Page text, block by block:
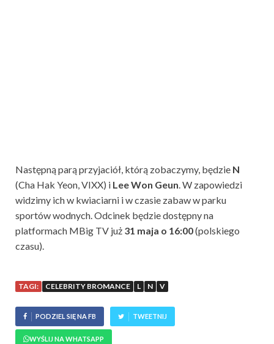
Następną parą przyjaciół, którą zobaczymy, będzie N
(Cha Hak Yeon, VIXX) i Lee Won Geun. W zapowiedzi
widzimy ich w kwiaciarni i w czasie zabaw w parku
sportów wodnych. Odcinek będzie dostępny na
platformach MBig TV już 31 maja o 16:00(polskiego
czasu).
TAGI: CELEBRITY BROMANCE L N V
PODZIEL SIĘ NA FB TWEETNIJ
WYŚLIJ NA WHATSAPP